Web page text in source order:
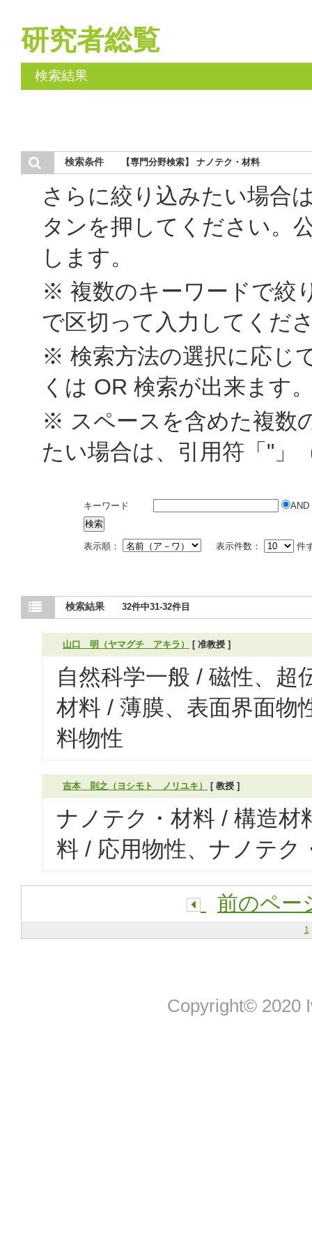
研究者総覧
検索結果
検索条件 【専門分野検索】 ナノテク・材料
さらに絞り込みたい場合
タンを押してください。
します。
※ 複数のキーワードで絞
で区切って入力してくだ
※ 検索方法の選択に応じ
くは OR 検索が出来ます
※ スペースを含めた複数
たい場合は、引用符「"」
キーワード AND
表示順： 表示件数： 件
検索結果 32件中31-32件目
山口 明（ヤマグチ アキラ） [ 准教授 ]
自然科学一般 / 磁性、超
材料 / 薄膜、表面界面物
料物性
吉本 則之（ヨシモト ノリユキ） [ 教授 ]
ナノテク・材料 / 構造材
料 / 応用物性、ナノテク
前のペー
1
Copyright© 2020